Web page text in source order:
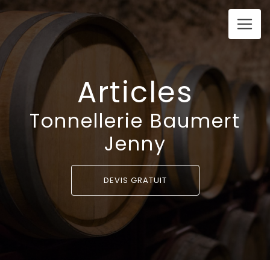
Articles
Tonnellerie Baumert
Jenny
DEVIS GRATUIT